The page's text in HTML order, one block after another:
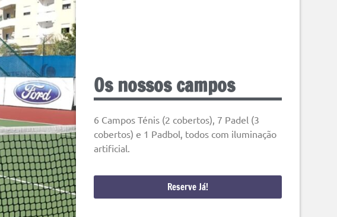
Os nossos campos
6 Campos Ténis (2 cobertos), 7 Padel (3
cobertos) e 1 Padbol, todos com iluminação
artificial.
Reserve Já!